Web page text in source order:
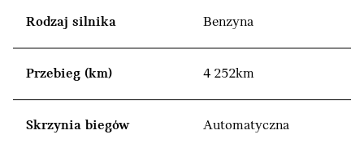
Rodzaj silnika Benzyna
Przebieg (km) 4 252km
Skrzynia biegów Automatyczna